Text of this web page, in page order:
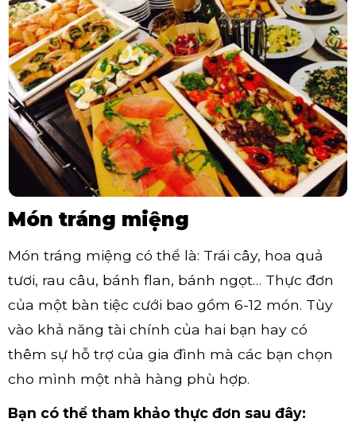
Món tráng miệng
Món tráng miệng có thể là: Trái cây, hoa quả
tươi, rau câu, bánh flan, bánh ngọt… Thực đơn
của một bàn tiệc cưới bao gồm 6-12 món. Tùy
vào khả năng tài chính của hai bạn hay có
thêm sự hỗ trợ của gia đình mà các bạn chọn
cho mình một nhà hàng phù hợp.
Bạn có thể tham khảo thực đơn sau đây: